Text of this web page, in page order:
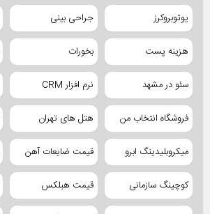
یوتوبروکرز جراحی بینی
هزینه پست بخورات
سئو در مشهد نرم افزار CRM
فروشگاه انتخاب من هتل های تهران
میکروبلیدینگ ابرو قیمت ضایعات آهن
کوچینگ سازمانی قیمت هبلکس